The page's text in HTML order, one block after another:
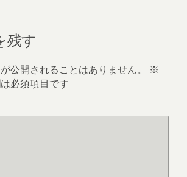
残す
公開されることはありません。
※
必須項目です